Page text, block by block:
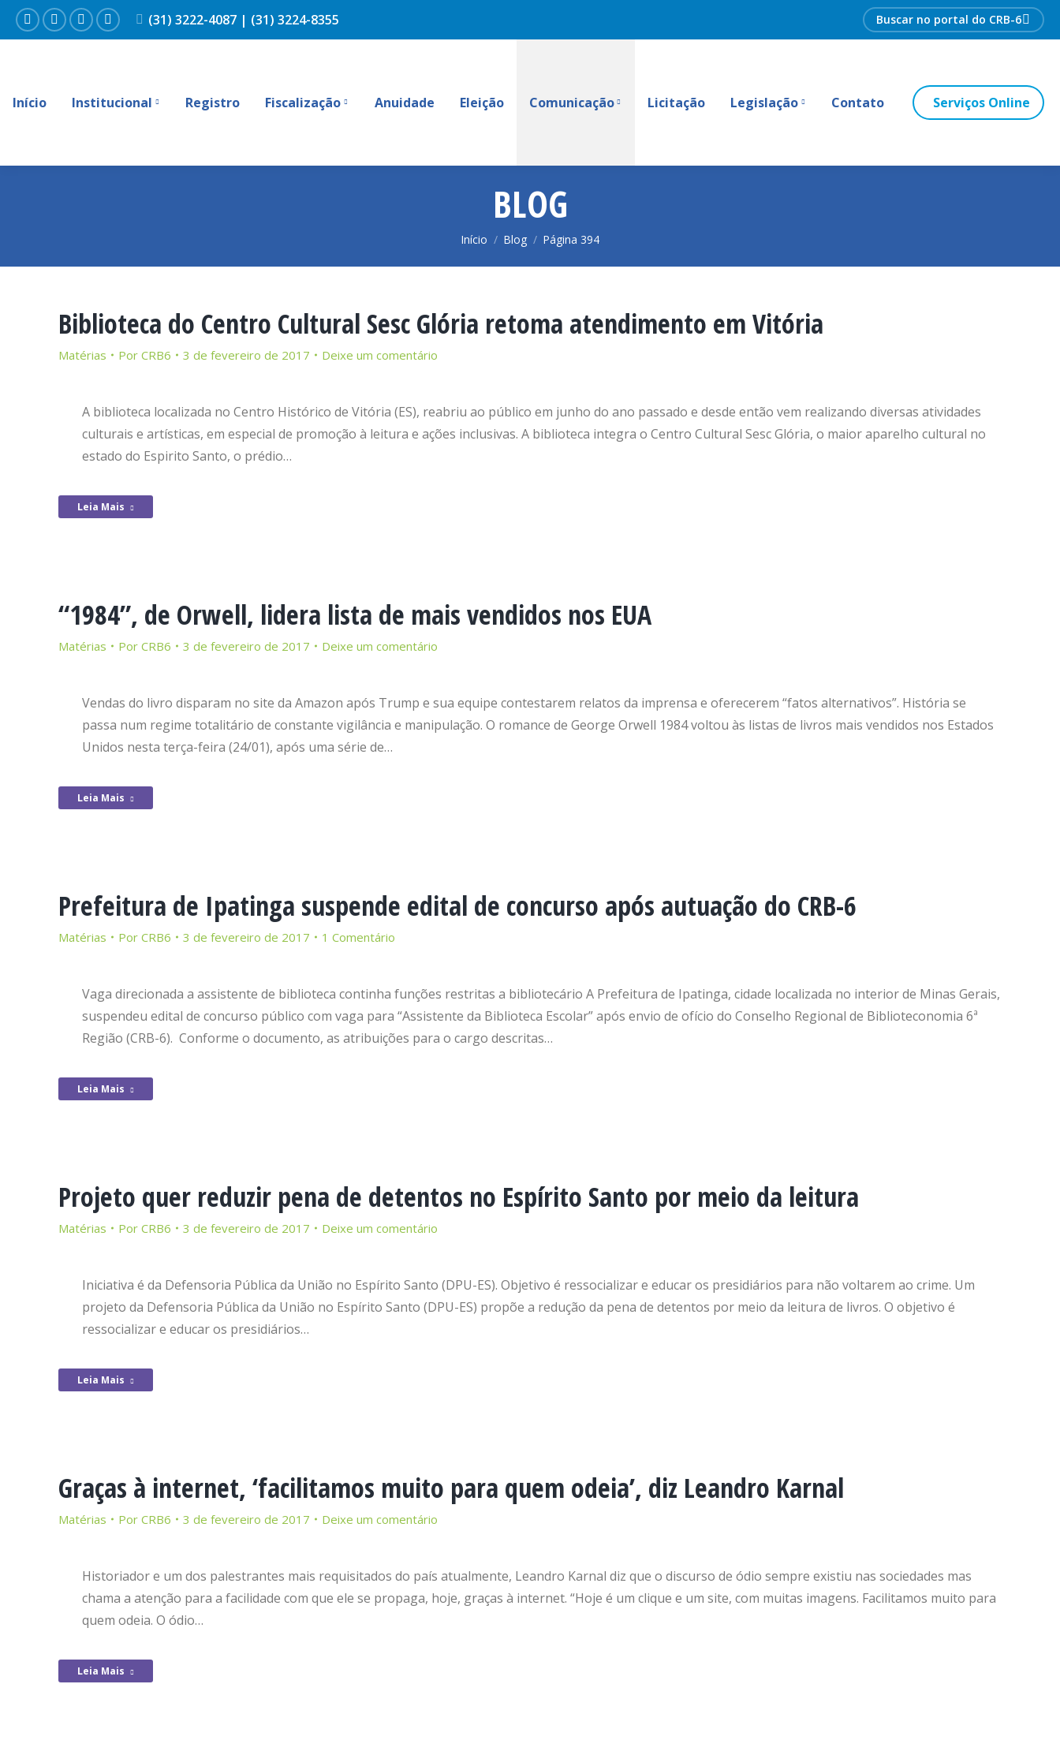
FacebookInstagram
YouTubeLinkedin
(31) 3222-4087 | (31) 3224-8355 Search:
Início Institucional Registro Fiscalização Anuidade Eleição Comunicação Licitação Legislação Contato Serviços Online
BLOG
Você está aqui:
Início Blog Página 394
Biblioteca do Centro Cultural Sesc Glória retoma atendimento em Vitória
Matérias Por CRB6 3 de fevereiro de 2017 Deixe um comentário
A biblioteca localizada no Centro Histórico de Vitória (ES), reabriu ao público em junho do ano passado e desde então vem realizando diversas atividades
culturais e artísticas, em especial de promoção à leitura e ações inclusivas. A biblioteca integra o Centro Cultural Sesc Glória, o maior aparelho cultural no
estado do Espirito Santo, o prédio…
Leia Mais
“1984”, de Orwell, lidera lista de mais vendidos nos EUA
Matérias Por CRB6 3 de fevereiro de 2017 Deixe um comentário
Vendas do livro disparam no site da Amazon após Trump e sua equipe contestarem relatos da imprensa e oferecerem “fatos alternativos”. História se
passa num regime totalitário de constante vigilância e manipulação. O romance de George Orwell 1984 voltou às listas de livros mais vendidos nos Estados
Unidos nesta terça-feira (24/01), após uma série de…
Leia Mais
Prefeitura de Ipatinga suspende edital de concurso após autuação do CRB-6
Matérias Por CRB6 3 de fevereiro de 2017 1 Comentário
Vaga direcionada a assistente de biblioteca continha funções restritas a bibliotecário A Prefeitura de Ipatinga, cidade localizada no interior de Minas Gerais,
suspendeu edital de concurso público com vaga para “Assistente da Biblioteca Escolar” após envio de ofício do Conselho Regional de Biblioteconomia 6ª
Região (CRB-6). Conforme o documento, as atribuições para o cargo descritas…
Leia Mais
Projeto quer reduzir pena de detentos no Espírito Santo por meio da leitura
Matérias Por CRB6 3 de fevereiro de 2017 Deixe um comentário
Iniciativa é da Defensoria Pública da União no Espírito Santo (DPU-ES). Objetivo é ressocializar e educar os presidiários para não voltarem ao crime. Um
projeto da Defensoria Pública da União no Espírito Santo (DPU-ES) propõe a redução da pena de detentos por meio da leitura de livros. O objetivo é
ressocializar e educar os presidiários…
Leia Mais
Graças à internet, ‘facilitamos muito para quem odeia’, diz Leandro Karnal
Matérias Por CRB6 3 de fevereiro de 2017 Deixe um comentário
Historiador e um dos palestrantes mais requisitados do país atualmente, Leandro Karnal diz que o discurso de ódio sempre existiu nas sociedades mas
chama a atenção para a facilidade com que ele se propaga, hoje, graças à internet. “Hoje é um clique e um site, com muitas imagens. Facilitamos muito para
quem odeia. O ódio…
Leia Mais